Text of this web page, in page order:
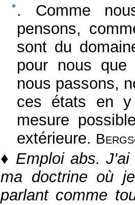
. Comme
pensons,
sont du
pour nous
nous passons,
ces états en y
mesure
extérieure.
♦ Emploi abs. J'ai
ma doctrine où
parlant comme